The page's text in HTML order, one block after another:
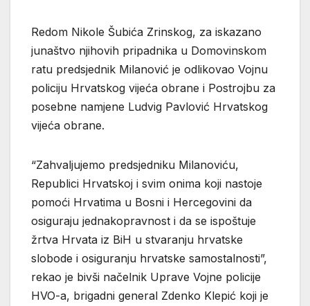
Redom Nikole Šubića Zrinskog, za iskazano
junaštvo njihovih pripadnika u Domovinskom
ratu predsjednik Milanović je odlikovao Vojnu
policiju Hrvatskog vijeća obrane i Postrojbu za
posebne namjene Ludvig Pavlović Hrvatskog
vijeća obrane.
“Zahvaljujemo predsjedniku Milanoviću,
Republici Hrvatskoj i svim onima koji nastoje
pomoći Hrvatima u Bosni i Hercegovini da
osiguraju jednakopravnost i da se ispoštuje
žrtva Hrvata iz BiH u stvaranju hrvatske
slobode i osiguranju hrvatske samostalnosti”,
rekao je bivši načelnik Uprave Vojne policije
HVO-a, brigadni general Zdenko Klepić koji je